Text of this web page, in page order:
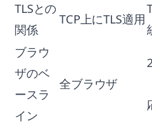
TLSとの
関係
TCP上にTLS適用
ブラウ
ザのベ
ースラ
イン
全ブラウザ